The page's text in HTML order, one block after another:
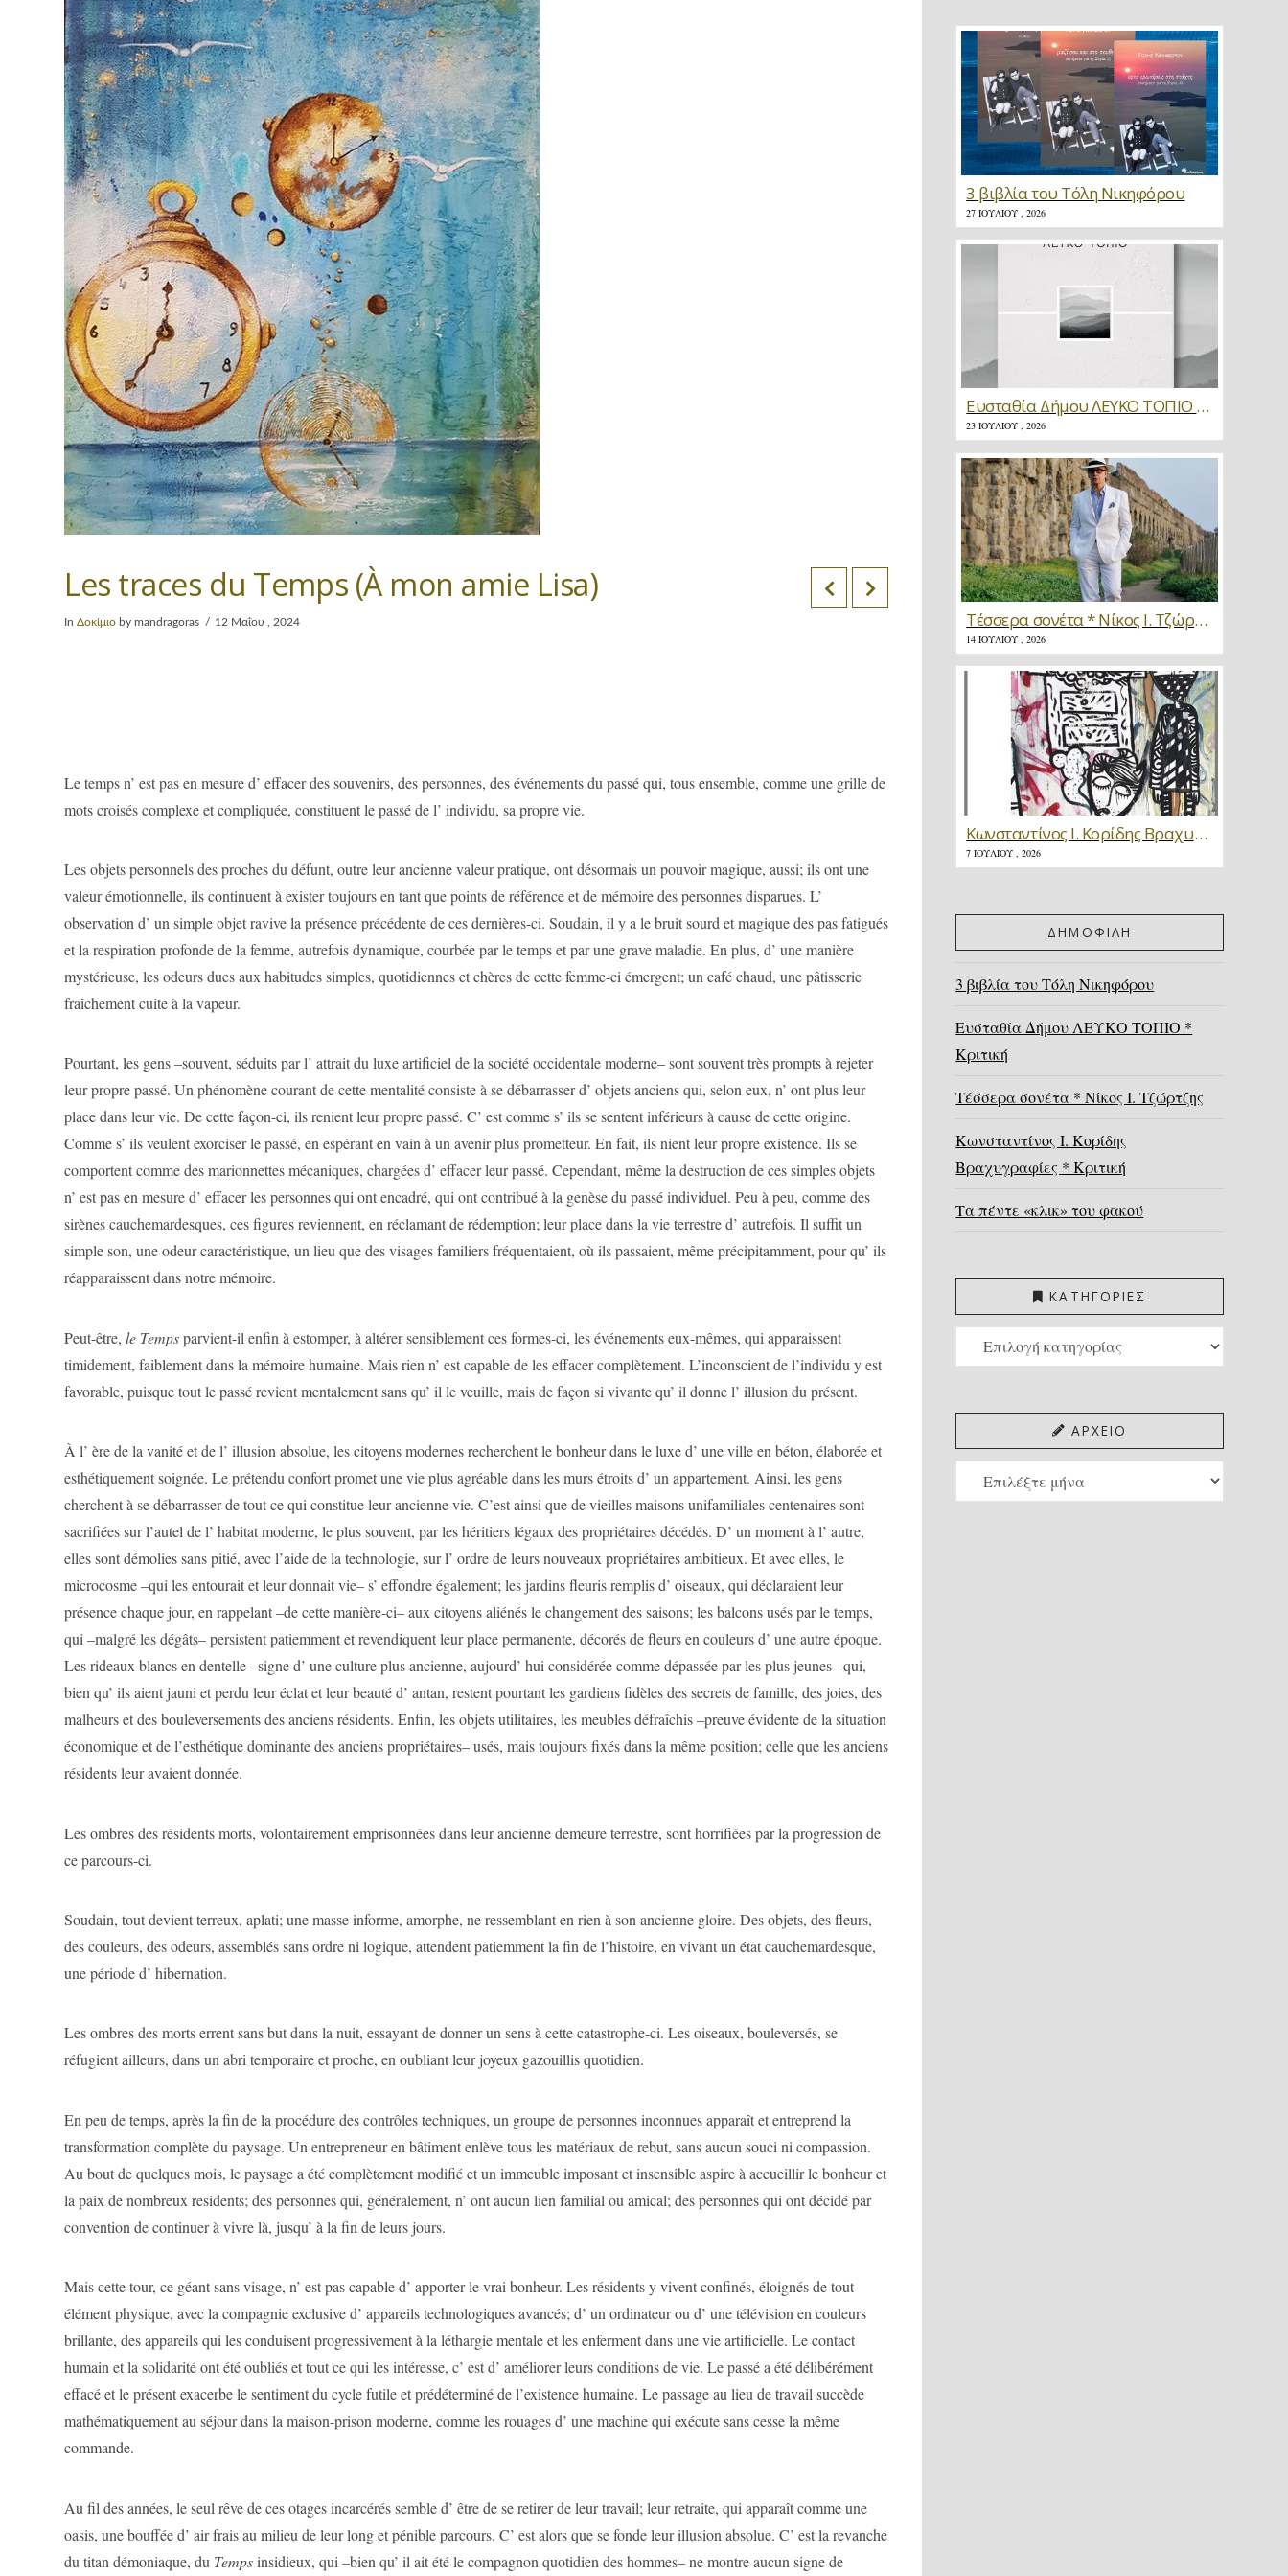
Les traces du Temps (À mon amie Lisa)
InΔοκίμιο by mandragoras 12 Μαΐου , 2024
Le temps n’ est pas en mesure d’ effacer des souvenirs, des personnes, des événements du passé qui, tous ensemble, comme une grille de
mots croisés complexe et compliquée, constituent le passé de l’ individu, sa propre vie.
Les objets personnels des proches du défunt, outre leur ancienne valeur pratique, ont désormais un pouvoir magique, aussi; ils ont une
valeur émotionnelle, ils continuent à exister toujours en tant que points de référence et de mémoire des personnes disparues. L’
observation d’ un simple objet ravive la présence précédente de ces dernières-ci. Soudain, il y a le bruit sourd et magique des pas fatigués
et la respiration profonde de la femme, autrefois dynamique, courbée par le temps et par une grave maladie. En plus, d’ une manière
mystérieuse, les odeurs dues aux habitudes simples, quotidiennes et chères de cette femme-ci émergent; un café chaud, une pâtisserie
fraîchement cuite à la vapeur.
Pourtant, les gens –souvent, séduits par l’ attrait du luxe artificiel de la société occidentale moderne– sont souvent très prompts à rejeter
leur propre passé. Un phénomène courant de cette mentalité consiste à se débarrasser d’ objets anciens qui, selon eux, n’ ont plus leur
place dans leur vie. De cette façon-ci, ils renient leur propre passé. C’ est comme s’ ils se sentent inférieurs à cause de cette origine.
Comme s’ ils veulent exorciser le passé, en espérant en vain à un avenir plus prometteur. En fait, ils nient leur propre existence. Ils se
comportent comme des marionnettes mécaniques, chargées d’ effacer leur passé. Cependant, même la destruction de ces simples objets
n’ est pas en mesure d’ effacer les personnes qui ont encadré, qui ont contribué à la genèse du passé individuel. Peu à peu, comme des
sirènes cauchemardesques, ces figures reviennent, en réclamant de rédemption; leur place dans la vie terrestre d’ autrefois. Il suffit un
simple son, une odeur caractéristique, un lieu que des visages familiers fréquentaient, où ils passaient, même précipitamment, pour qu’ ils
réapparaissent dans notre mémoire.
Peut-être,le Tempsparvient-il enfin à estomper, à altérer sensiblement ces formes-ci, les événements eux-mêmes, qui apparaissent
timidement, faiblement dans la mémoire humaine. Mais rien n’ est capable de les effacer complètement. L’inconscient de l’individu y est
favorable, puisque tout le passé revient mentalement sans qu’ il le veuille, mais de façon si vivante qu’ il donne l’ illusion du présent.
À l’ ère de la vanité et de l’ illusion absolue, les citoyens modernes recherchent le bonheur dans le luxe d’ une ville en béton, élaborée et
esthétiquement soignée. Le prétendu confort promet une vie plus agréable dans les murs étroits d’ un appartement. Ainsi, les gens
cherchent à se débarrasser de tout ce qui constitue leur ancienne vie. C’est ainsi que de vieilles maisons unifamiliales centenaires sont
sacrifiées sur l’autel de l’ habitat moderne, le plus souvent, par les héritiers légaux des propriétaires décédés. D’ un moment à l’ autre,
elles sont démolies sans pitié, avec l’aide de la technologie, sur l’ ordre de leurs nouveaux propriétaires ambitieux. Et avec elles, le
microcosme –qui les entourait et leur donnait vie– s’ effondre également; les jardins fleuris remplis d’ oiseaux, qui déclaraient leur
présence chaque jour, en rappelant –de cette manière-ci– aux citoyens aliénés le changement des saisons; les balcons usés par le temps,
qui –malgré les dégâts– persistent patiemment et revendiquent leur place permanente, décorés de fleurs en couleurs d’ une autre époque.
Les rideaux blancs en dentelle –signe d’ une culture plus ancienne, aujourd’ hui considérée comme dépassée par les plus jeunes– qui,
bien qu’ ils aient jauni et perdu leur éclat et leur beauté d’ antan, restent pourtant les gardiens fidèles des secrets de famille, des joies, des
malheurs et des bouleversements des anciens résidents. Enfin, les objets utilitaires, les meubles défraîchis –preuve évidente de la situation
économique et de l’esthétique dominante des anciens propriétaires– usés, mais toujours fixés dans la même position; celle que les anciens
résidents leur avaient donnée.
Les ombres des résidents morts, volontairement emprisonnées dans leur ancienne demeure terrestre, sont horrifiées par la progression de
ce parcours-ci.
Soudain, tout devient terreux, aplati; une masse informe, amorphe, ne ressemblant en rien à son ancienne gloire. Des objets, des fleurs,
des couleurs, des odeurs, assemblés sans ordre ni logique, attendent patiemment la fin de l’histoire, en vivant un état cauchemardesque,
une période d’ hibernation.
Les ombres des morts errent sans but dans la nuit, essayant de donner un sens à cette catastrophe-ci. Les oiseaux, bouleversés, se
réfugient ailleurs, dans un abri temporaire et proche, en oubliant leur joyeux gazouillis quotidien.
En peu de temps, après la fin de la procédure des contrôles techniques, un groupe de personnes inconnues apparaît et entreprend la
transformation complète du paysage. Un entrepreneur en bâtiment enlève tous les matériaux de rebut, sans aucun souci ni compassion.
Au bout de quelques mois, le paysage a été complètement modifié et un immeuble imposant et insensible aspire à accueillir le bonheur et
la paix de nombreux residents; des personnes qui, généralement, n’ ont aucun lien familial ou amical; des personnes qui ont décidé par
convention de continuer à vivre là, jusqu’ à la fin de leurs jours.
Mais cette tour, ce géant sans visage, n’ est pas capable d’ apporter le vrai bonheur. Les résidents y vivent confinés, éloignés de tout
élément physique, avec la compagnie exclusive d’ appareils technologiques avancés; d’ un ordinateur ou d’ une télévision en couleurs
brillante, des appareils qui les conduisent progressivement à la léthargie mentale et les enferment dans une vie artificielle. Le contact
humain et la solidarité ont été oubliés et tout ce qui les intéresse, c’ est d’ améliorer leurs conditions de vie. Le passé a été délibérément
effacé et le présent exacerbe le sentiment du cycle futile et prédéterminé de l’existence humaine. Le passage au lieu de travail succède
mathématiquement au séjour dans la maison-prison moderne, comme les rouages d’ une machine qui exécute sans cesse la même
commande.
Au fil des années, le seul rêve de ces otages incarcérés semble d’ être de se retirer de leur travail; leur retraite, qui apparaît comme une
oasis, une bouffée d’ air frais au milieu de leur long et pénible parcours. C’ est alors que se fonde leur illusion absolue. C’ est la revanche
du titan démoniaque, du Tempsinsidieux, qui –bien qu’ il ait été le compagnon quotidien des hommes– ne montre aucun signe de
3 βιβλία του Τόλη Νικηφόρου
27 ΙΟΥΛΊΟΥ , 2026
Ευσταθία Δήμου ΛΕΥΚΟ ΤΟΠΙΟ * Κριτική
23 ΙΟΥΛΊΟΥ , 2026
Τέσσερα σονέτα * Νίκος Ι. Τζώρτζης
14 ΙΟΥΛΊΟΥ , 2026
Κωνσταντίνος Ι. Κορίδης Βραχυγραφίες * Κριτική
7 ΙΟΥΛΊΟΥ , 2026
ΔΗΜΟΦΙΛΗ
3 βιβλία του Τόλη Νικηφόρου
Ευσταθία Δήμου ΛΕΥΚΟ ΤΟΠΙΟ *
Κριτική
Τέσσερα σονέτα * Νίκος Ι. Τζώρτζης
Κωνσταντίνος Ι. Κορίδης
Βραχυγραφίες * Κριτική
Τα πέντε «κλικ» του φακού
ΚΑΤΗΓΟΡΙΕΣ
ΚΑΤΗΓΟΡΙΕΣ
ΑΡΧΕΙΟ
ΑΡΧΕΙΟ